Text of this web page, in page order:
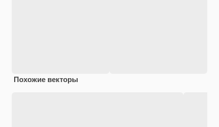
Похожие векторы